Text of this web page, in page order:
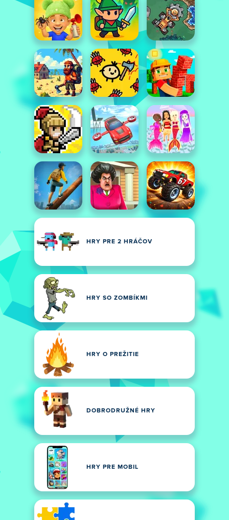
HRY PRE 2 HRÁČOV
HRY SO ZOMBÍKMI
HRY O PREŽITIE
DOBRODRUŽNÉ HRY
HRY PRE MOBIL